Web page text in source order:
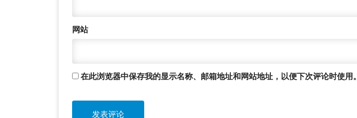
网站
在此浏览器中保存我的显示名称、邮箱地址和网站地址，以便下次评论时使用。